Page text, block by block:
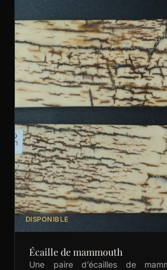
DISPONIBLE
Écaille de mammouth
Une paire d’écailles de